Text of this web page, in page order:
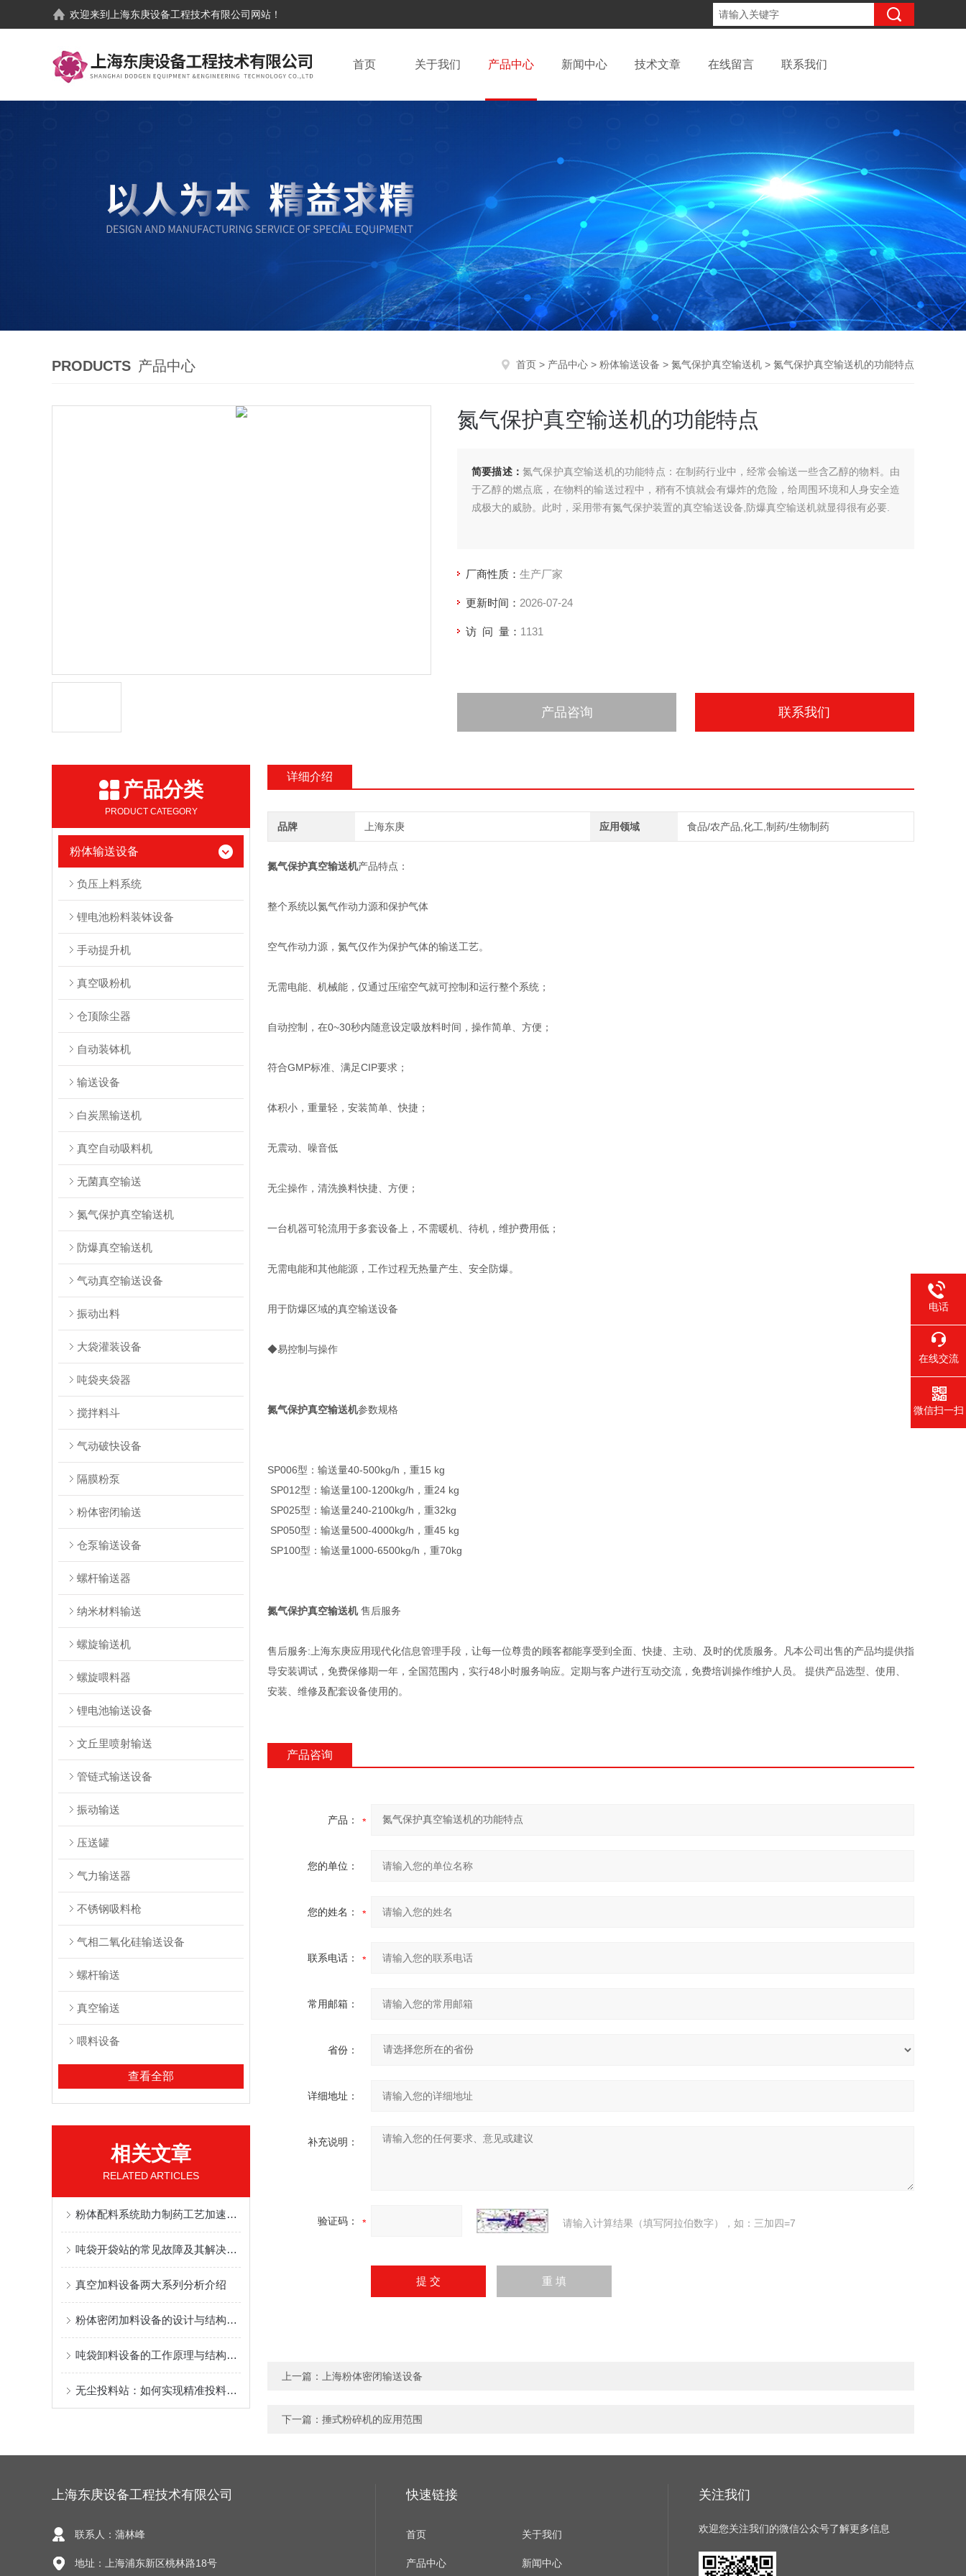
欢迎来到 上海东庚设备工程技术有限公司 网站！
首页 关于我们 产品中心 新闻中心 技术文章 在线留言 联系我们
PRODUCTS 产品中心 首页 > 产品中心 > 粉体输送设备 > 氮气保护真空输送机 > 氮气保护真空输送机的功能特点
氮气保护真空输送机的功能特点
简要描述： 氮气保护真空输送机的功能特点：在制药行业中，经常会输送一些含乙醇的物料。由
于乙醇的燃点底，在物料的输送过程中，稍有不慎就会有爆炸的危险，给周围环境和人身安全造
成极大的威胁。此时，采用带有氮气保护装置的真空输送设备,防爆真空输送机就显得很有必要.
厂商性质： 生产厂家
更新时间： 2026-07-24
访 问 量： 1131
产品咨询 联系我们
产品分类
PRODUCT CATEGORY
粉体输送设备
负压上料系统
锂电池粉料装钵设备
手动提升机
真空吸粉机
仓顶除尘器
自动装钵机
输送设备
白炭黑输送机
真空自动吸料机
无菌真空输送
氮气保护真空输送机
防爆真空输送机
气动真空输送设备
振动出料
大袋灌装设备
吨袋夹袋器
搅拌料斗
气动破快设备
隔膜粉泵
粉体密闭输送
仓泵输送设备
螺杆输送器
纳米材料输送
螺旋输送机
螺旋喂料器
锂电池输送设备
文丘里喷射输送
管链式输送设备
振动输送
压送罐
气力输送器
不锈钢吸料枪
气相二氧化硅输送设备
螺杆输送
真空输送
喂料设备
查看全部
相关文章
RELATED ARTICLES
粉体配料系统助力制药工艺加速发展
吨袋开袋站的常见故障及其解决方案
真空加料设备两大系列分析介绍
粉体密闭加料设备的设计与结构优化
吨袋卸料设备的工作原理与结构分析
无尘投料站：如何实现精准投料，提高生产效率
详细介绍
品牌 上海东庚 应用领域 食品/农产品,化工,制药/生物制药
氮气保护真空输送机产品特点：
整个系统以氮气作动力源和保护气体
空气作动力源，氮气仅作为保护气体的输送工艺。
无需电能、机械能，仅通过压缩空气就可控制和运行整个系统；
自动控制，在0~30秒内随意设定吸放料时间，操作简单、方便；
符合GMP标准、满足CIP要求；
体积小，重量轻，安装简单、快捷；
无震动、噪音低
无尘操作，清洗换料快捷、方便；
一台机器可轮流用于多套设备上，不需暖机、待机，维护费用低；
无需电能和其他能源，工作过程无热量产生、安全防爆。
用于防爆区域的真空输送设备
◆易控制与操作
氮气保护真空输送机参数规格
SP006型：输送量40-500kg/h，重15 kg
SP012型：输送量100-1200kg/h，重24 kg
SP025型：输送量240-2100kg/h，重32kg
SP050型：输送量500-4000kg/h，重45 kg
SP100型：输送量1000-6500kg/h，重70kg
氮气保护真空输送机售后服务
售后服务:上海东庚应用现代化信息管理手段，让每一位尊贵的顾客都能享受到全面、快捷、主动、及时的优质服务。凡本公司出售的产品均提供指
导安装调试，免费保修期一年，全国范围内，实行48小时服务响应。定期与客户进行互动交流，免费培训操作维护人员。 提供产品选型、使用、
安装、维修及配套设备使用的。
产品咨询
产品：
您的单位：
您的姓名：
联系电话：
常用邮箱：
省份：
详细地址：
补充说明：
验证码： 请输入计算结果（填写阿拉伯数字），如：三加四=7
上一篇： 上海粉体密闭输送设备
下一篇： 捶式粉碎机的应用范围
上海东庚设备工程技术有限公司
联系人：蒲林峰
地址：上海浦东新区桃林路18号
快速链接
首页 关于我们
产品中心 新闻中心
关注我们
欢迎您关注我们的微信公众号了解更多信息
电话
在线交流
微信扫一扫